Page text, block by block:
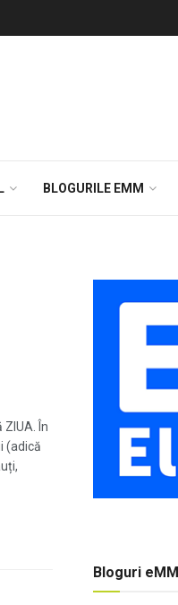
BLOGURILE EMM
În
(adică
Bloguri